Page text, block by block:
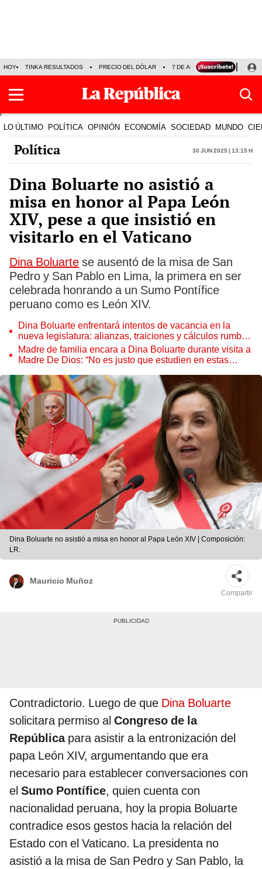
HOY TINKA RESULTADOS PRECIO DEL DÓLAR 7 DE AGOSTO OLLANTA
LO ÚLTIMO POLÍTICA OPINIÓN ECONOMÍA SOCIEDAD MUNDO
Política 30 Jun 2025 | 13:15 h
Dina Boluarte no asistió a
misa en honor al Papa León
XIV, pese a que insistió en
visitarlo en el Vaticano
Dina Boluarte se ausentó de la misa de San
Pedro y San Pablo en Lima, la primera en ser
celebrada honrando a un Sumo Pontífice
peruano como es León XIV.
Dina Boluarte enfrentará intentos de vacancia en la
nueva legislatura: alianzas, traiciones y cálculos rumbo
a las Elecciones 2026
Madre de familia encara a Dina Boluarte durante visita a
Madre De Dios: “No es justo que estudien en estas
Dina Boluarte no asistió a misa en honor al Papa León XIV | Composición:
LR.
Mauricio Muñoz
Compartir
Contradictorio. Luego de que Dina Boluarte
solicitara permiso al Congreso de la
Repúblicapara asistir a la entronización del
papa León XIV, argumentando que era
necesario para establecer conversaciones con
el Sumo Pontífice, quien cuenta con
nacionalidad peruana, hoy la propia Boluarte
contradice esos gestos hacia la relación del
Estado con el Vaticano. La presidenta no
asistió a la misa de San Pedro y San Pablo, la